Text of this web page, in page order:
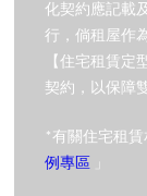
化契約應記載
行，倘租屋作
【住宅租賃定
契約，以保障
*有關住宅租
例專區 」